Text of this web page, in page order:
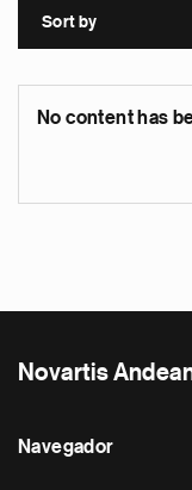
Sort by
No content has
Novartis
Navegador